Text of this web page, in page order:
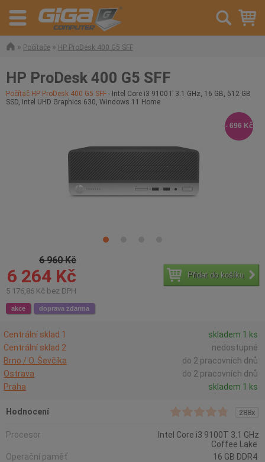
» Počítače » HP ProDesk 400 G5 SFF
HP ProDesk 400 G5 SFF
Počítač HP ProDesk 400 G5 SFF - Intel Core i3 9100T 3.1 GHz, 16 GB, 512 GB
SSD, Intel UHD Graphics 630, Windows 11 Home
6 960 Kč
6 264 Kč
5 176,86 Kč bez DPH
Přidat do košíku
akce doprava zdarma
- 696 Kč
Centrální sklad 1
skladem 1 ks
Centrální sklad 2
nedostupné
Brno / O. Ševčíka
do 2 pracovních dnů
Ostrava
do 2 pracovních dnů
Praha
skladem 1 ks
Hodnocení 288x
Procesor
Intel Core i3 9100T 3.1 GHz
Coffee Lake
Operační paměť
16 GB DDR4